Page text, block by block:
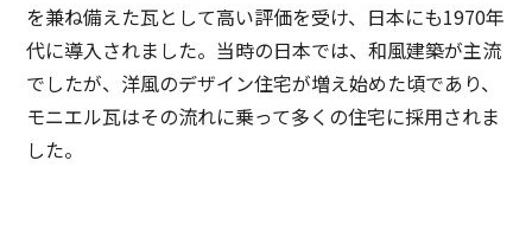
を兼ね備えた瓦として高い評価を受け、日本にも1970年
代に導入されました。当時の日本では、和風建築が主流
でしたが、洋風のデザイン住宅が増え始めた頃であり、
モニエル瓦はその流れに乗って多くの住宅に採用されま
した。